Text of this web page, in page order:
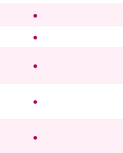
●
●
●
●
●